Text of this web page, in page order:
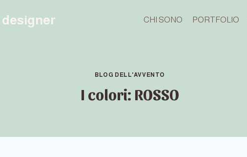
designer CHI SONO PORTFOLIO
BLOG DELL'AVVENTO
I colori: ROSSO